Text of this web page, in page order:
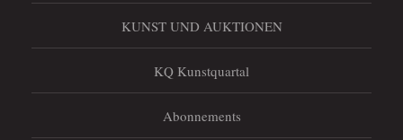
KUNST UND AUKTIONEN
KQ Kunstquartal
Abonnements